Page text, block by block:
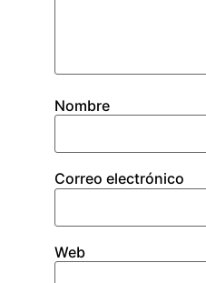
Nombre
Correo electrónico
Web